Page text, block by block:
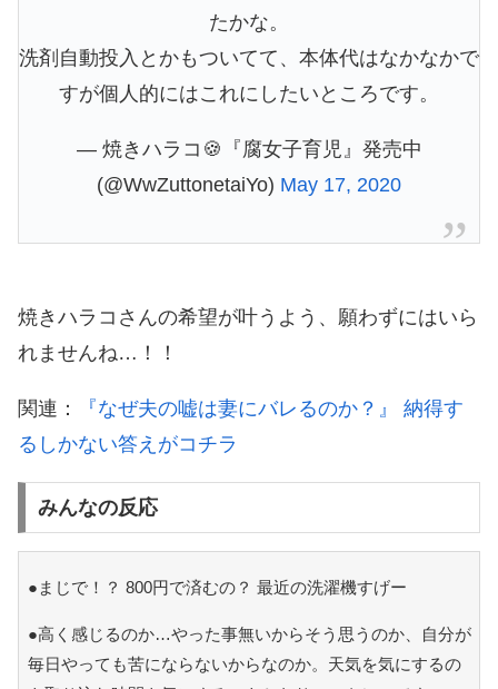
たかな。
洗剤自動投入とかもついてて、本体代はなかなかで
すが個人的にはこれにしたいところです。
— 焼きハラコ🍪『腐女子育児』発売中
(@WwZuttonetaiYo) May 17, 2020
焼きハラコさんの希望が叶うよう、願わずにはいら
れませんね…！！
関連：
『なぜ夫の嘘は妻にバレるのか？』 納得す
るしかない答えがコチラ
みんなの反応
●まじで！？ 800円で済むの？ 最近の洗濯機すげー
●高く感じるのか…やった事無いからそう思うのか、自分が
毎日やっても苦にならないからなのか。天気を気にするの